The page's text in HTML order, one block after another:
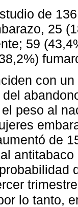
de
25
59
con
peso al
de
lo tanto,